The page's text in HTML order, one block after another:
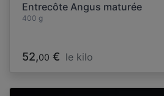
Entrecôte Angus maturée
400 g
52,00 € le kilo